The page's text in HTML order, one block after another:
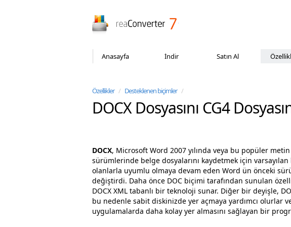
Anasayfa İndir Satın Al
Özellikler / Desteklenen biçimler /
DOCX Dosyasını CG4
DOCX, Microsoft Word 2007 yılında veya bu popüler metin
sürümlerinde belge dosyalarını kaydetmek için varsayılan
olanlarla uyumlu olmaya devam eden Word ün önceki
değiştirdi. Daha önce DOC biçimi tarafından sunulan
DOCX XML tabanlı bir teknoloji sunar. Diğer bir deyişle,
bu nedenle sabit diskinizde yer açmaya yardımcı olurlar
uygulamalarda daha kolay yer almasını sağlayan bir